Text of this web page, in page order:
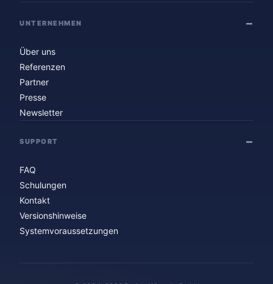
UNTERNEHMEN
Über uns
Referenzen
Partner
Presse
Newsletter
SUPPORT
FAQ
Schulungen
Kontakt
Versionshinweise
Systemvoraussetzungen